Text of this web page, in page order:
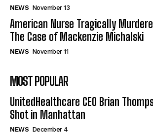
NEWS November 13
American Nurse Tragically
The Case of Mackenzie Michalski
NEWS November 11
MOST POPULAR
UnitedHealthcare CEO Brian
Shot in Manhattan
NEWS December 4